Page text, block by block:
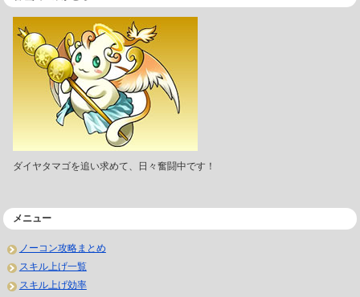
ダイヤタマゴを追い求めて、日々奮闘中です！
メニュー
ノーコン攻略まとめ
スキル上げ一覧
スキル上げ効率